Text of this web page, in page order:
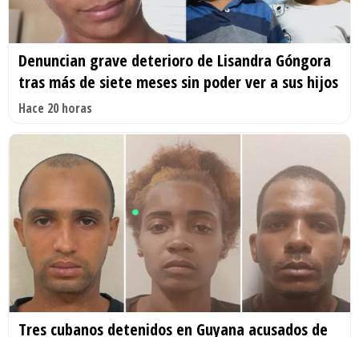
Denuncian grave deterioro de Lisandra Góngora
tras más de siete meses sin poder ver a sus hijos
Hace 20 horas
Tres cubanos detenidos en Guyana acusados de